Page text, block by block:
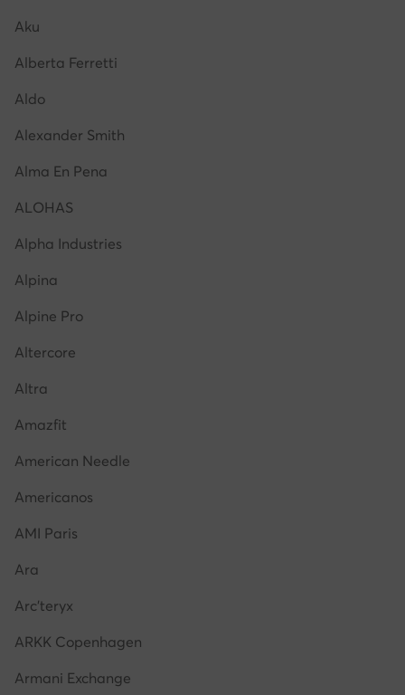
Aku
Alberta Ferretti
Aldo
Alexander Smith
Alma En Pena
ALOHAS
Alpha Industries
Alpina
Alpine Pro
Altercore
Altra
Amazfit
American Needle
Americanos
AMI Paris
Ara
Arc'teryx
ARKK Copenhagen
Armani Exchange